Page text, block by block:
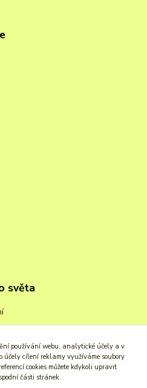
světa
používání webu, analytické účely a v
účely cílení reklamy využíváme soubory
cookies můžete kdykoli upravit
části stránek.